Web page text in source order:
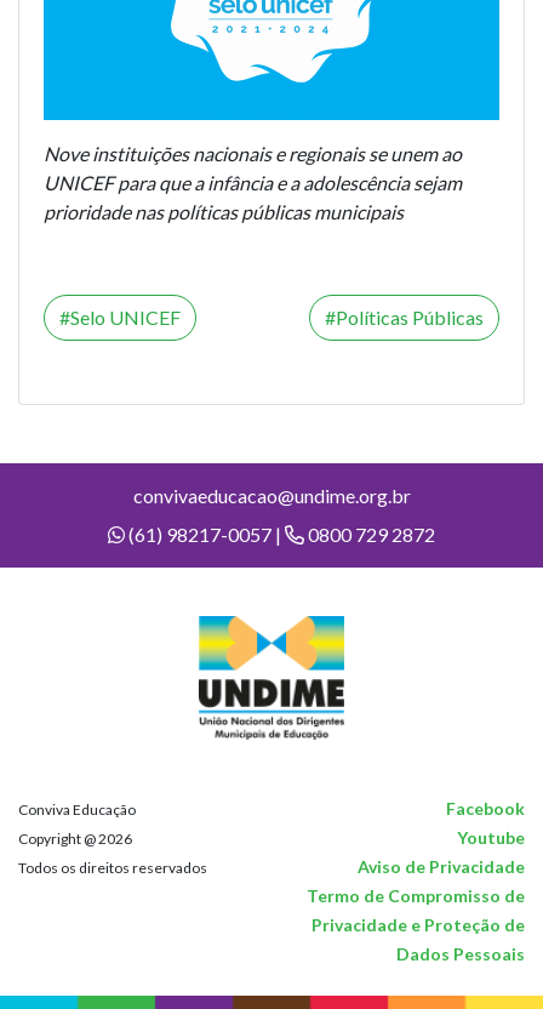
Nove instituições nacionais e regionais se unem ao
UNICEF para que a infância e a adolescência sejam
prioridade nas políticas públicas municipais
Selo UNICEF Políticas Públicas
convivaeducacao@undime.org.br
(61) 98217-0057 |
0800 729 2872
Conviva Educação Facebook
Copyright @ 2026 Youtube
Todos os direitos reservados
Aviso de Privacidade
Termo de Compromisso de
Privacidade e Proteção de
Dados Pessoais